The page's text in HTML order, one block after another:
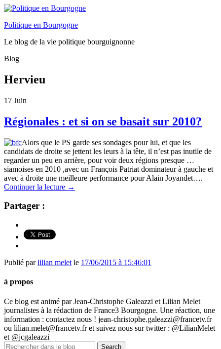
Politique en Bourgogne
Le blog de la vie politique bourguignonne
Blog
Hervieu
17 Juin
Régionales : et si on se basait sur 2010?
Alors que le PS garde ses sondages pour lui, et que les
candidats de droite se jettent les leurs à la tête, il n’est pas inutile de
regarder un peu en arrière, pour voir deux régions presque …
siamoises en 2010 ,avec un François Patriat dominateur à gauche et
avec à droite une meilleure performance pour Alain Joyandet….
Continuer la lecture →
Partager :
Publié parlilian melet le 17/06/2015 à 15:46:01
à propos
Ce blog est animé par Jean-Christophe Galeazzi et Lilian Melet
journalistes à la rédaction de France3 Bourgogne. Une réaction, une
information : contactez nous ! jean-christophe.galeazzi@francetv.fr
ou lilian.melet@francetv.fr et suivez nous sur twitter : @LilianMelet
et @jcgaleazzi